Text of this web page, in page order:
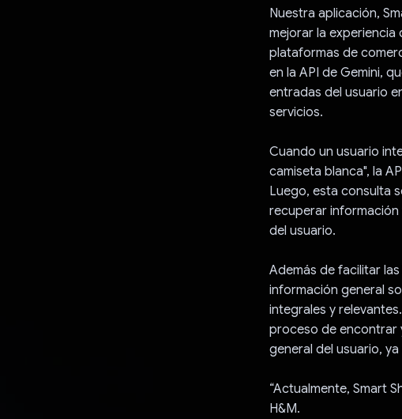
Nuestra aplicación,
mejorar la
plataformas de
en la API de Gemini,
entradas del usuario
servicios.
Cuando un usuario
camiseta blanca", la
Luego, esta consulta
recuperar
del usuario.
Además de facilitar
información general
integrales y
proceso de encontrar
general del usuario,
“Actualmente, Smart
H&M.